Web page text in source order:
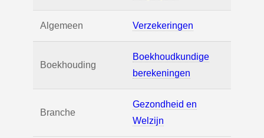
Algemeen Verzekeringen
Boekhouding
Boekhoudkundige
berekeningen
Branche
Gezondheid en
Welzijn